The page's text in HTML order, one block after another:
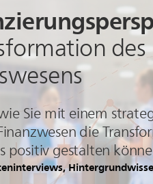
des
Sie mit einem
die
positiv gestalten